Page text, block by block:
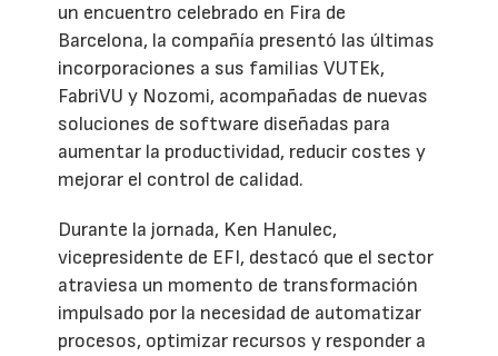
un encuentro celebrado en Fira de
Barcelona, la compañía presentó las últimas
incorporaciones a sus familias VUTEk,
FabriVU y Nozomi, acompañadas de nuevas
soluciones de software diseñadas para
aumentar la productividad, reducir costes y
mejorar el control de calidad.
Durante la jornada, Ken Hanulec,
vicepresidente de EFI, destacó que el sector
atraviesa un momento de transformación
impulsado por la necesidad de automatizar
procesos, optimizar recursos y responder a